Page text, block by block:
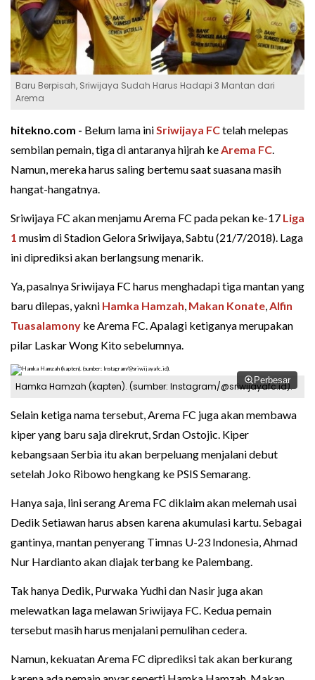
Baru Berpisah, Sriwijaya Sudah Harus Hadapi 3 Mantan dari
Arema
hitekno.com - Belum lama iniSriwijaya FCtelah melepas
sembilan pemain, tiga di antaranya hijrah keArema FC.
Namun, mereka harus saling bertemu saat suasana masih
hangat-hangatnya.
Sriwijaya FC akan menjamu Arema FC pada pekan ke-17 Liga
1 musim di Stadion Gelora Sriwijaya, Sabtu (21/7/2018). Laga
ini diprediksi akan berlangsung menarik.
Ya, pasalnya Sriwijaya FC harus menghadapi tiga mantan yang
baru dilepas, yakni Hamka Hamzah, Makan Konate,Alfin
Tuasalamony ke Arema FC. Apalagi ketiganya merupakan
pilar Laskar Wong Kito sebelumnya.
Perbesar
Hamka Hamzah (kapten). (sumber: Instagram/@sriwijayafc.id).
Selain ketiga nama tersebut, Arema FC juga akan membawa
kiper yang baru saja direkrut, Srdan Ostojic. Kiper
kebangsaan Serbia itu akan berpeluang menjalani debut
setelah Joko Ribowo hengkang ke PSIS Semarang.
Hanya saja, lini serang Arema FC diklaim akan melemah usai
Dedik Setiawan harus absen karena akumulasi kartu. Sebagai
gantinya, mantan penyerang Timnas U-23 Indonesia, Ahmad
Nur Hardianto akan diajak terbang ke Palembang.
Tak hanya Dedik, Purwaka Yudhi dan Nasir juga akan
melewatkan laga melawan Sriwijaya FC. Kedua pemain
tersebut masih harus menjalani pemulihan cedera.
Namun, kekuatan Arema FC diprediksi tak akan berkurang